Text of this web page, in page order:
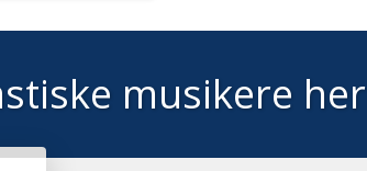
musikere her